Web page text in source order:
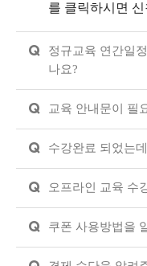
를 클릭하시면
Q
정규교육 연간일
나요?
Q 교육 안내문이 필
Q 수강완료 되었는
Q 오프라인 교육 수
Q 쿠폰 사용방법을